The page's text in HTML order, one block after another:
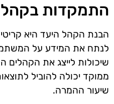
התמקדות בקהל
הבנת הקהל היעד היא
לנתח את המידע על
שיכולות לייצג את
ממוקד יכולה להוביל
שיעור ההמרה.